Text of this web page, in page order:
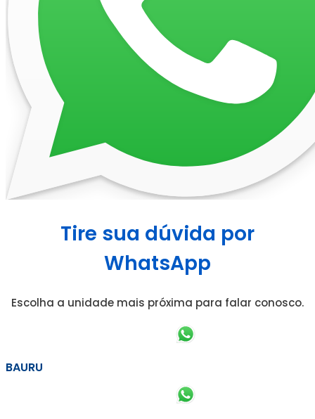
Tire sua dúvida por
WhatsApp
Escolha a unidade mais próxima para falar conosco.
BAURU